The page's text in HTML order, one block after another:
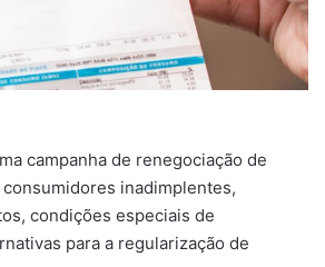
campanha de renegociação de
inadimplentes,
condições especiais de
para a regularização de